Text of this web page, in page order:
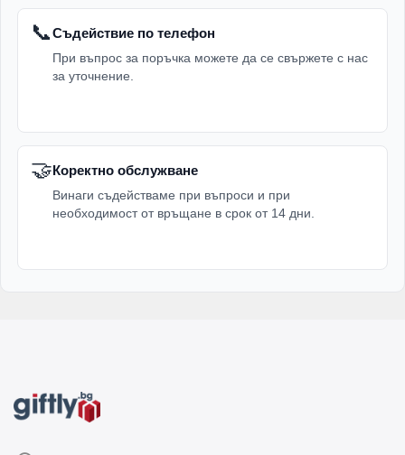
📞Съдействие по телефон
При въпрос за поръчка можете да се свържете с нас
за уточнение.
🤝Коректно обслужване
Винаги съдействаме при въпроси и при
необходимост от връщане в срок от 14 дни.